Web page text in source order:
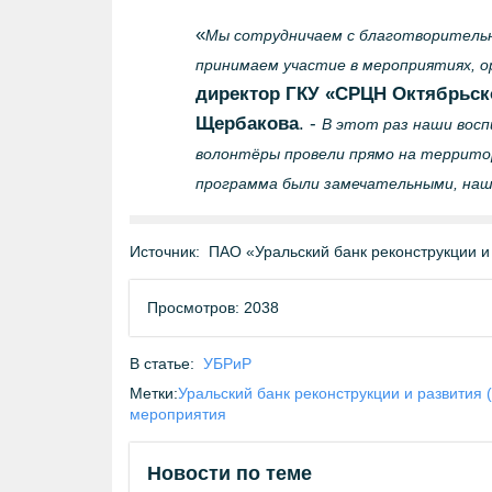
«Мы сотрудничаем с
принимаем участие в мероприятиях,
директор ГКУ «СРЦН
Щербакова. - В этот раз наши
волонтёры провели прямо на
программа были замечательными,
Источник: ПАО «Уральский банк
Просмотров: 2038
В статье: УБРиР
Метки:Уральский банк реконструкции и
мероприятия
Новости по теме